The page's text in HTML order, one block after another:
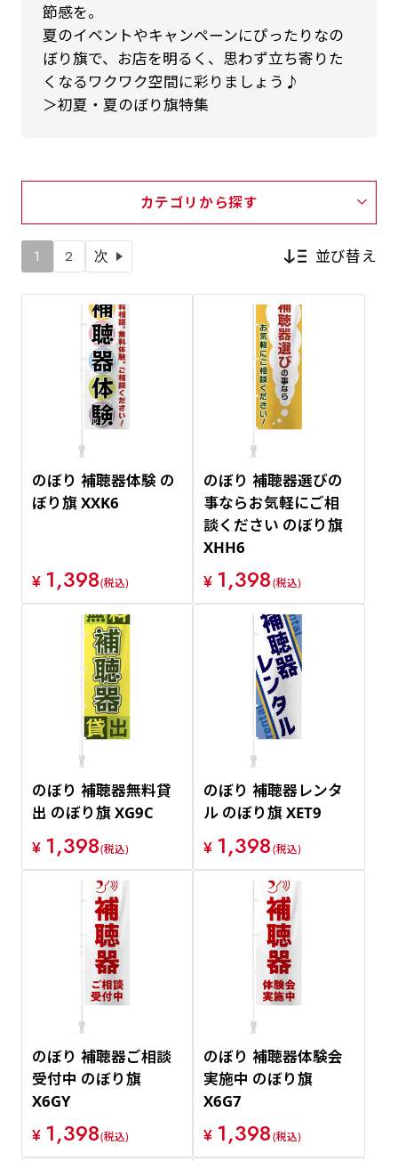
節感を。
夏のイベントやキャンペーンにぴったりなの
ぼり旗で、お店を明るく、思わず立ち寄りた
くなるワクワク空間に彩りましょう♪
＞初夏・夏のぼり旗特集
カテゴリから探す
1 2 次 並び替え
新着順
価格が安い順
価格が高い順
のぼり 補聴器体験 の
ぼり旗 XXK6
¥ 1,398(税込)
のぼり 補聴器選びの
事ならお気軽にご相
談ください のぼり旗
XHH6
¥ 1,398(税込)
のぼり 補聴器無料貸
出 のぼり旗 XG9C
¥ 1,398(税込)
のぼり 補聴器レンタ
ル のぼり旗 XET9
¥ 1,398(税込)
のぼり 補聴器ご相談
受付中 のぼり旗
X6GY
¥ 1,398(税込)
のぼり 補聴器体験会
実施中 のぼり旗
X6G7
¥ 1,398(税込)